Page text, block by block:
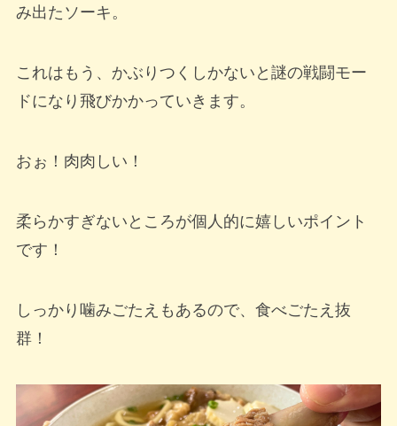
み出たソーキ。
これはもう、かぶりつくしかないと謎の戦闘モー
ドになり飛びかかっていきます。
おぉ！肉肉しい！
柔らかすぎないところが個人的に嬉しいポイント
です！
しっかり噛みごたえもあるので、食べごたえ抜
群！